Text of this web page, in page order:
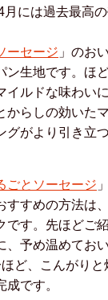
月には過去最高
ーセージ 」のお
ン生地です。ほ
イルドな味わい
からしの効いた
グがより引き立
ごとソーセージ
すすめの方法は
です。先ほどご
、予め温めてお
ど、こんがり
成です。